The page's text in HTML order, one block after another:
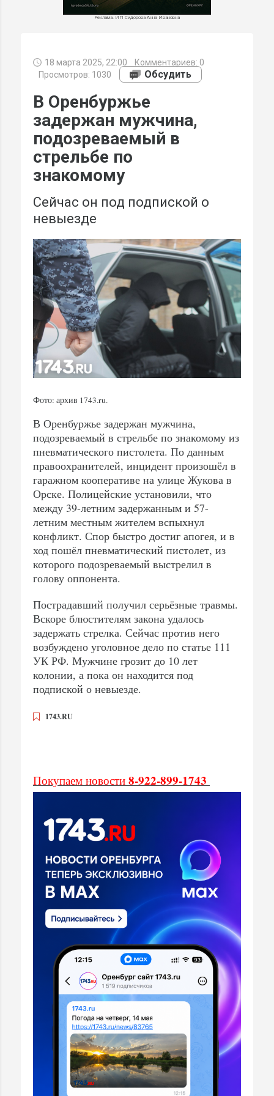
Реклама. ИП Сидорова Анна Ивановна
18 марта 2025, 22:00 Комментариев: 0
Просмотров: 1030
Обсудить
В Оренбуржье
задержан мужчина,
подозреваемый в
стрельбе по
знакомому
Сейчас он под подпиской о
невыезде
Фото: архив 1743.ru.
В Оренбуржье задержан мужчина,
подозреваемый в стрельбе по знакомому из
пневматического пистолета. По данным
правоохранителей, инцидент произошёл в
гаражном кооперативе на улице Жукова в
Орске. Полицейские установили, что
между 39-летним задержанным и 57-
летним местным жителем вспыхнул
конфликт. Спор быстро достиг апогея, и в
ход пошёл пневматический пистолет, из
которого подозреваемый выстрелил в
голову оппонента.
Пострадавший получил серьёзные травмы.
Вскоре блюстителям закона удалось
задержать стрелка. Сейчас против него
возбуждено уголовное дело по статье 111
УК РФ. Мужчине грозит до 10 лет
колонии, а пока он находится под
подпиской о невыезде.
1743.RU
Покупаем новости 8-922-899-1743